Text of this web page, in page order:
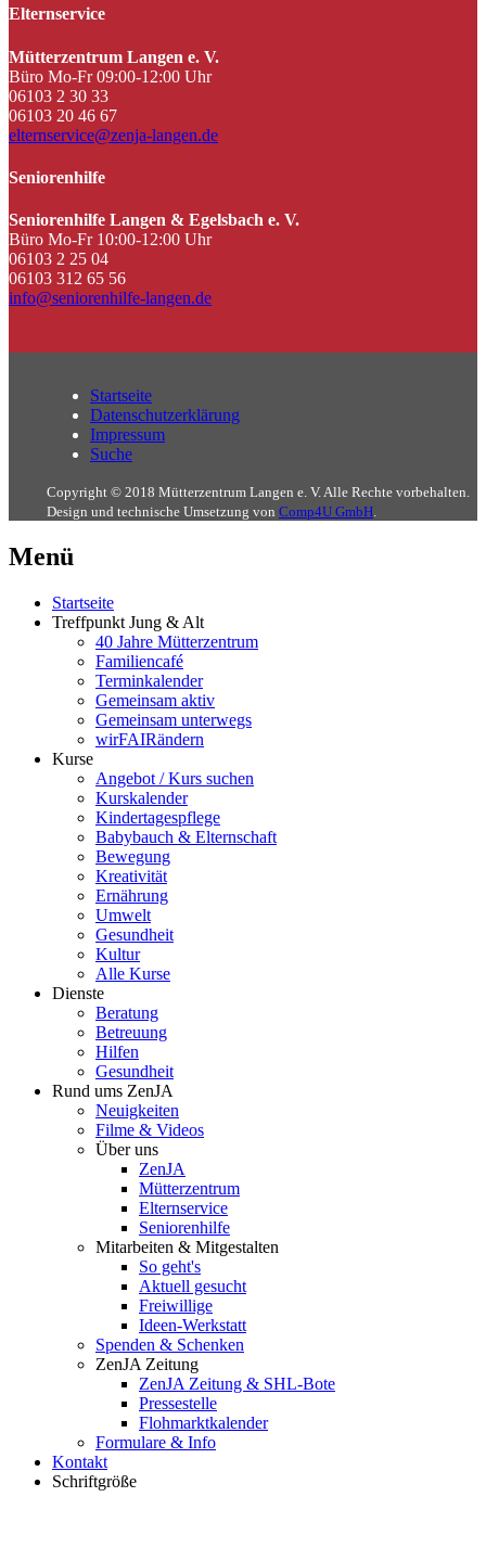
Elternservice
Mütterzentrum Langen e. V.
Büro Mo-Fr 09:00-12:00 Uhr
06103 2 30 33
06103 20 46 67
elternservice@zenja-langen.de
Seniorenhilfe
Seniorenhilfe Langen & Egelsbach e. V.
Büro Mo-Fr 10:00-12:00 Uhr
06103 2 25 04
06103 312 65 56
info@seniorenhilfe-langen.de
Startseite
Datenschutzerklärung
Impressum
Suche
Copyright © 2018 Mütterzentrum Langen e. V. Alle Rechte vorbehalten.
Design und technische Umsetzung von Comp4U GmbH.
Menü
Startseite
Treffpunkt Jung & Alt
40 Jahre Mütterzentrum
Familiencafé
Terminkalender
Gemeinsam aktiv
Gemeinsam unterwegs
wirFAIRändern
Kurse
Angebot / Kurs suchen
Kurskalender
Kindertagespflege
Babybauch & Elternschaft
Bewegung
Kreativität
Ernährung
Umwelt
Gesundheit
Kultur
Alle Kurse
Dienste
Beratung
Betreuung
Hilfen
Gesundheit
Rund ums ZenJA
Neuigkeiten
Filme & Videos
Über uns
ZenJA
Mütterzentrum
Elternservice
Seniorenhilfe
Mitarbeiten & Mitgestalten
So geht's
Aktuell gesucht
Freiwillige
Ideen-Werkstatt
Spenden & Schenken
ZenJA Zeitung
ZenJA Zeitung & SHL-Bote
Pressestelle
Flohmarktkalender
Formulare & Info
Kontakt
Schriftgröße